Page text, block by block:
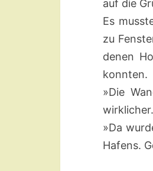
auf die
Es
zu
denen
konnten.
»Die
»Da
Hafens.